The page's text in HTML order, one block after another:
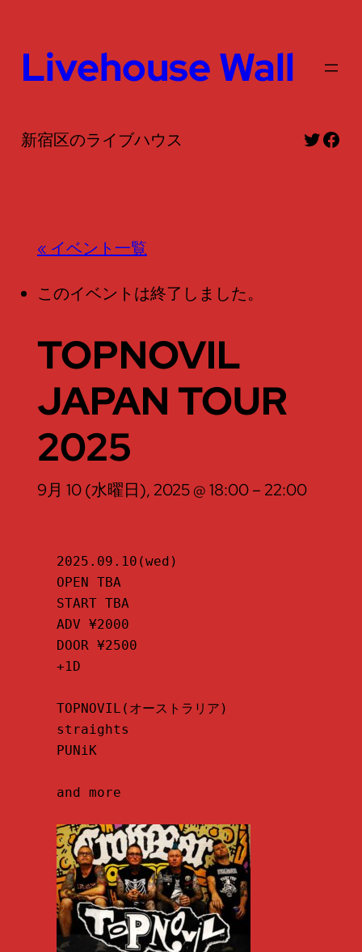
Livehouse Wall
新宿区のライブハウス Twitter
« イベント一覧
このイベントは終了しました。
TOPNOVIL
JAPAN TOUR
2025
9月 10 (水曜日), 2025 @ 18:00– 22:00
2025.09.10(wed)
OPEN TBA
START TBA
ADV ¥2000
DOOR ¥2500
+1D
TOPNOVIL(オーストラリア)
straights
PUNiK
and more